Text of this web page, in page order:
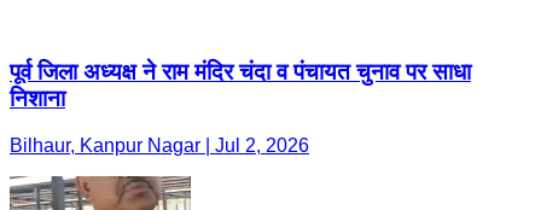
पूर्व जिला अध्यक्ष ने राम मंदिर चंदा व पंचायत चुनाव पर साधा
निशाना
Bilhaur, Kanpur Nagar | Jul 2, 2026